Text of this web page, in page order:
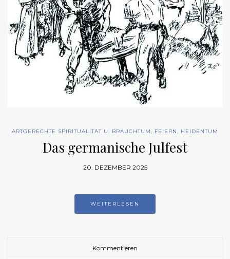
ARTGERECHTE SPIRITUALITÄT U. BRAUCHTUM, FEIERN, HEIDENTUM
Das germanische Julfest
20. DEZEMBER 2025
WEITERLESEN
Kommentieren